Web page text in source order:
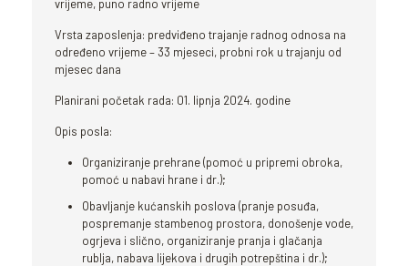
vrijeme, puno radno vrijeme
Vrsta zaposlenja: predviđeno trajanje radnog odnosa na
određeno vrijeme – 33 mjeseci, probni rok u trajanju od
mjesec dana
Planirani početak rada: 01. lipnja 2024. godine
Opis posla:
Organiziranje prehrane (pomoć u pripremi obroka,
pomoć u nabavi hrane i dr.);
Obavljanje kućanskih poslova (pranje posuđa,
pospremanje stambenog prostora, donošenje vode,
ogrjeva i slično, organiziranje pranja i glačanja
rublja, nabava lijekova i drugih potrepština i dr.);